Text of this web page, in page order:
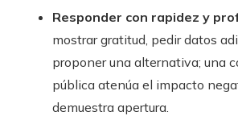
Responder con rapidez y
mostrar gratitud, pedir datos
proponer una alternativa; una
pública atenúa el impacto
demuestra apertura.